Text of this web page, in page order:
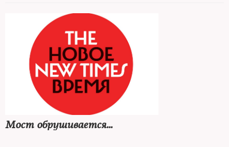
Мост обрушивается…